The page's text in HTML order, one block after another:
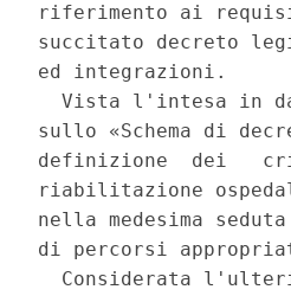
riferimento ai
succitato decreto
ed integrazioni.
Vista l'intesa in
sullo «Schema di
definizione  dei
riabilitazione
nella medesima
di percorsi
Considerata